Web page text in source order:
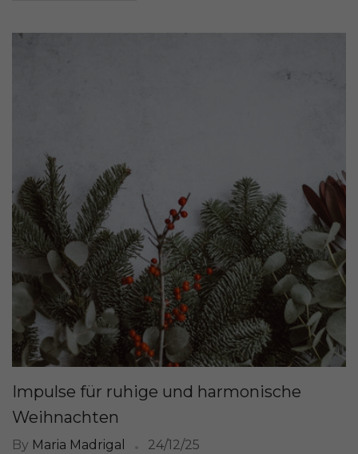
Impulse für ruhige und harmonische
Weihnachten
By Maria Madrigal 24/12/25